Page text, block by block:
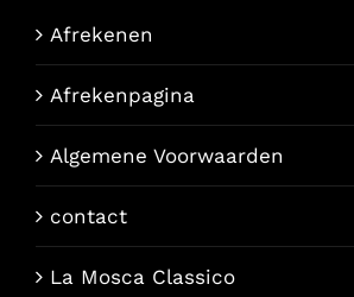
Afrekenen
Afrekenpagina
Algemene Voorwaarden
contact
La Mosca Classico